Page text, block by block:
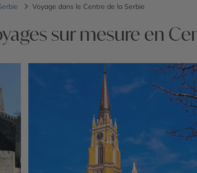
Voyage dans le Centre de la Serbie
sur mesure en